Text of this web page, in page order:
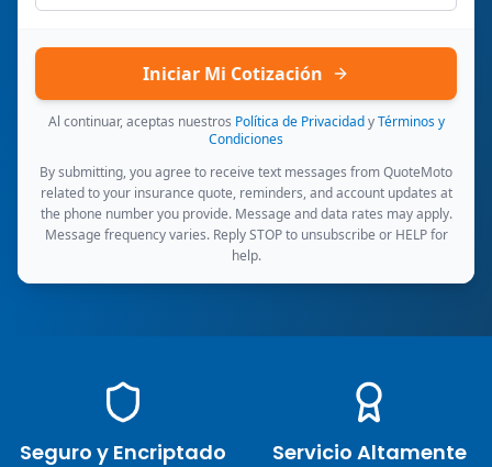
Iniciar Mi Cotización
Al continuar, aceptas nuestros Política de Privacidad y Términos y
Condiciones
By submitting, you agree to receive text messages from QuoteMoto
related to your insurance quote, reminders, and account updates at
the phone number you provide. Message and data rates may apply.
Message frequency varies. Reply STOP to unsubscribe or HELP for
help.
Seguro y Encriptado
Servicio Altamente